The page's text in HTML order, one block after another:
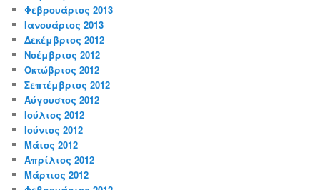
Φεβρουάριος 2013
Ιανουάριος 2013
Δεκέμβριος 2012
Νοέμβριος 2012
Οκτώβριος 2012
Σεπτέμβριος 2012
Αύγουστος 2012
Ιούλιος 2012
Ιούνιος 2012
Μάιος 2012
Απρίλιος 2012
Μάρτιος 2012